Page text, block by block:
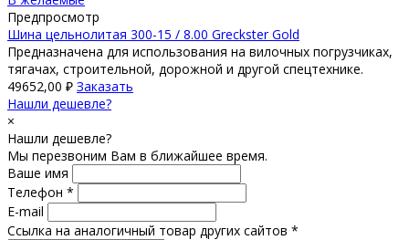
Предпросмотр
Шина цельнолитая 300-15 / 8.00 Greckster Gold
Предназначена для использования на вилочных погрузчиках,
тягачах, строительной, дорожной и другой спецтехнике.
49652,00 ₽ Заказать
Нашли дешевле?
×
Нашли дешевле?
Мы перезвоним Вам в ближайшее время.
Ваше имя
Телефон *
E-mail
Ссылка на аналогичный товар других сайтов *